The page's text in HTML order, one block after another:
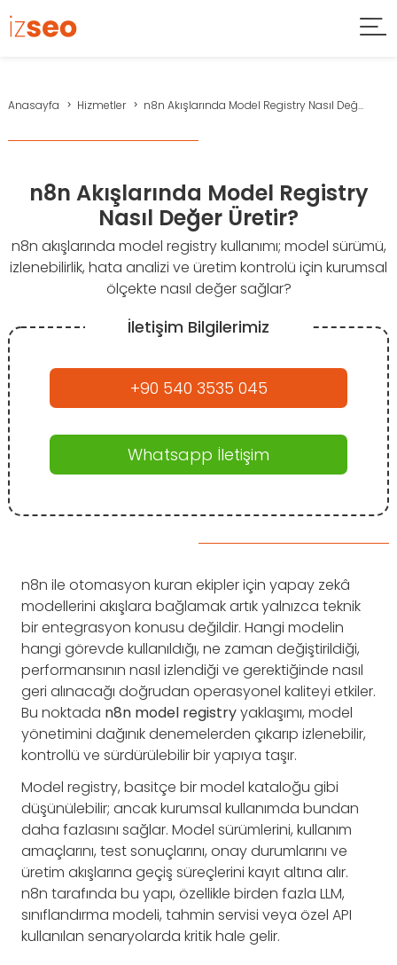
Anasayfa Hizmetler n8n Akışlarında Model Registry Nasıl Değ...
n8n Akışlarında Model Registry
Nasıl Değer Üretir?
n8n akışlarında model registry kullanımı; model sürümü,
izlenebilirlik, hata analizi ve üretim kontrolü için kurumsal
ölçekte nasıl değer sağlar?
İletişim Bilgilerimiz
+90 540 3535 045
Whatsapp İletişim
n8n ile otomasyon kuran ekipler için yapay zekâ
modellerini akışlara bağlamak artık yalnızca teknik
bir entegrasyon konusu değildir. Hangi modelin
hangi görevde kullanıldığı, ne zaman değiştirildiği,
performansının nasıl izlendiği ve gerektiğinde nasıl
geri alınacağı doğrudan operasyonel kaliteyi etkiler.
Bu noktada n8n model registryyaklaşımı, model
yönetimini dağınık denemelerden çıkarıp izlenebilir,
kontrollü ve sürdürülebilir bir yapıya taşır.
Model registry, basitçe bir model kataloğu gibi
düşünülebilir; ancak kurumsal kullanımda bundan
daha fazlasını sağlar. Model sürümlerini, kullanım
amaçlarını, test sonuçlarını, onay durumlarını ve
üretim akışlarına geçiş süreçlerini kayıt altına alır.
n8n tarafında bu yapı, özellikle birden fazla LLM,
sınıflandırma modeli, tahmin servisi veya özel API
kullanılan senaryolarda kritik hale gelir.